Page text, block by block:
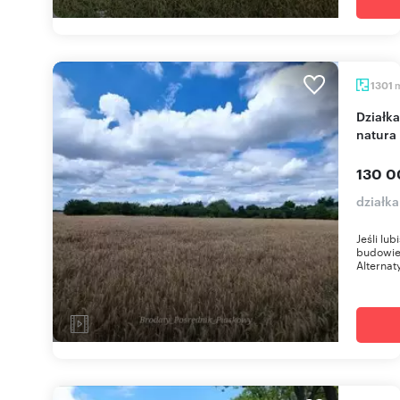
1301
Działka 1301 m2 z warunkami zabudowy - Spokój i
natura
130
Jeśli